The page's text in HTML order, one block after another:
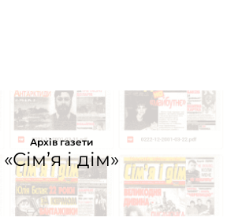
Архів газети
«Сім’я і дім»